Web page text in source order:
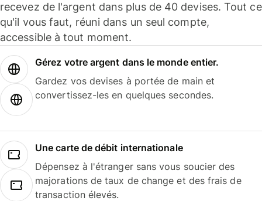
recevez de l'argent dans plus de 40 devises. Tout ce
qu'il vous faut, réuni dans un seul compte,
accessible à tout moment.
Gérez votre argent dans le monde entier.
Gardez vos devises à portée de main et
convertissez-les en quelques secondes.
Une carte de débit internationale
Dépensez à l'étranger sans vous soucier des
majorations de taux de change et des frais de
transaction élevés.